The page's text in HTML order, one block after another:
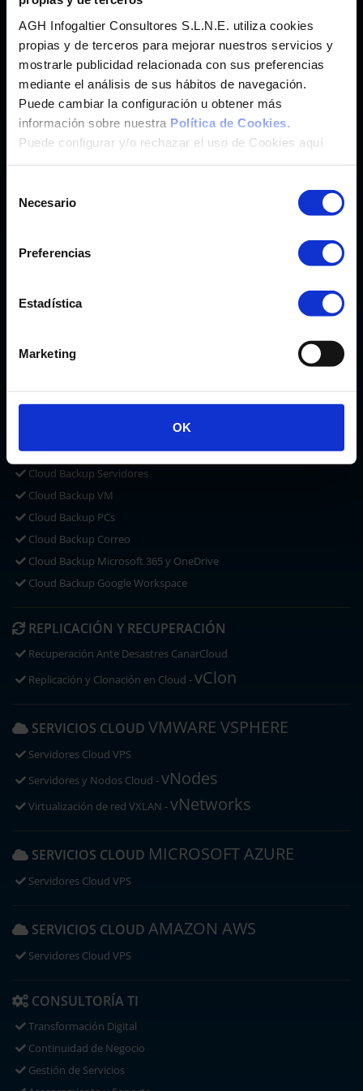
AGH Infogaltier Consultores S.L.N.E. utiliza cookies
propias y de terceros para mejorar nuestros servicios y
mostrarle publicidad relacionada con sus preferencias
mediante el análisis de sus hábitos de navegación.
Puede cambiar la configuración u obtener más
información sobre nuestra Política de Cookies.
Puede configurar y/o rechazar el uso de Cookies aquí
Necesario
Preferencias
Estadística
Marketing
OK
Hosting Wordpress y más de 200 App.SaaS
Panel de ControlcPanel®
Weebly®
Posicionamiento SEO conMarketgoo ®
CORREO
CLOUD PC Y OFFICE
Microsoft 365 Pymes/Enterprise
CLOUD BACKUPACRONIS CYBER PROTECT
Cloud Backup Servidores
Cloud Backup VM
Cloud Backup PCs
Cloud Backup Correo
Cloud Backup Microsoft 365 y OneDrive
Cloud Backup Google Workspace
REPLICACIÓN Y RECUPERACIÓN
Recuperación Ante Desastres CanarCloud
Replicación y Clonación en Cloud -vClon
SERVICIOS CLOUD VMWARE VSPHERE
Servidores Cloud VPS
Servidores y Nodos Cloud -vNodes
Virtualización de red VXLAN -vNetworks
SERVICIOS CLOUD MICROSOFT AZURE
Servidores Cloud VPS
SERVICIOS CLOUD AMAZON AWS
Servidores Cloud VPS
CONSULTORÍA TI
Transformación Digital
Continuidad de Negocio
Gestión de Servicios